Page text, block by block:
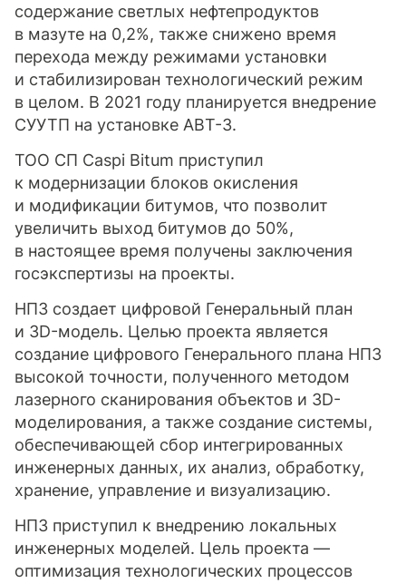
содержание светлых нефтепродуктов
в мазуте на 0,2%, также снижено время
перехода между режимами установки
и стабилизирован технологический режим
в целом. В 2021 году планируется внедрение
СУУТП на установке АВТ-3.
ТОО СП Caspi Bitum приступил
к модернизации блоков окисления
и модификации битумов, что позволит
увеличить выход битумов до 50%,
в настоящее время получены заключения
госэкспертизы на проекты.
НПЗ создает цифровой Генеральный план
и 3D-модель. Целью проекта является
создание цифрового Генерального плана НПЗ
высокой точности, полученного методом
лазерного сканирования объектов и 3D-
моделирования, а также создание системы,
обеспечивающей сбор интегрированных
инженерных данных, их анализ, обработку,
хранение, управление и визуализацию.
НПЗ приступил к внедрению локальных
инженерных моделей. Цель проекта —
оптимизация технологических процессов